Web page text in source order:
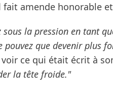
fait amende honorable
sous la pression en tant
pouvez que devenir plus
ce qui était écrit à
la tête froide."